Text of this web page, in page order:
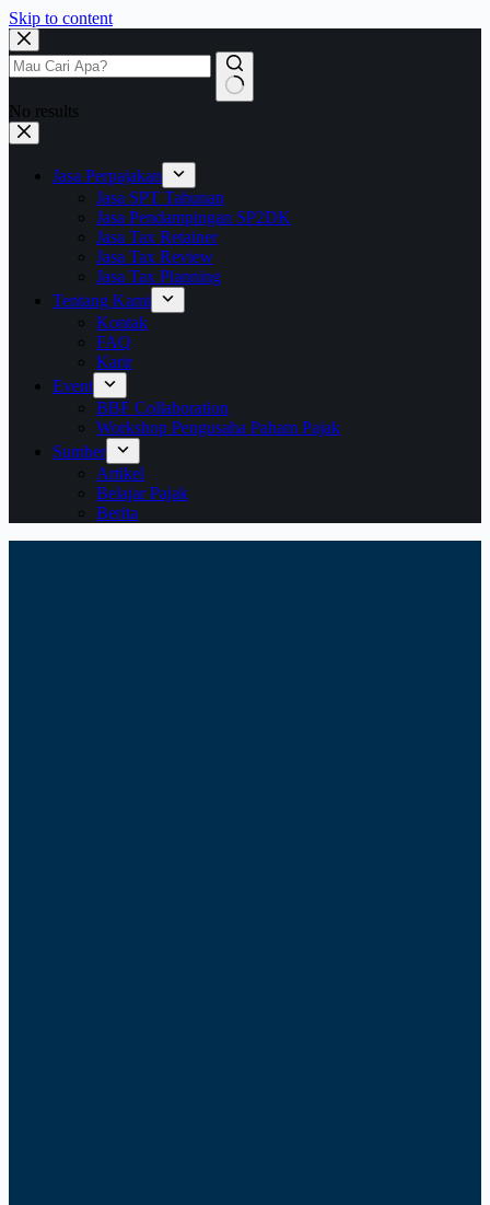
Skip to content
No results
Jasa Perpajakan
Jasa SPT Tahunan
Jasa Pendampingan SP2DK
Jasa Tax Retainer
Jasa Tax Review
Jasa Tax Planning
Tentang Kami
Kontak
FAQ
Karir
Event
BBF Collaboration
Workshop Pengusaha Paham Pajak
Sumber
Artikel
Belajar Pajak
Berita